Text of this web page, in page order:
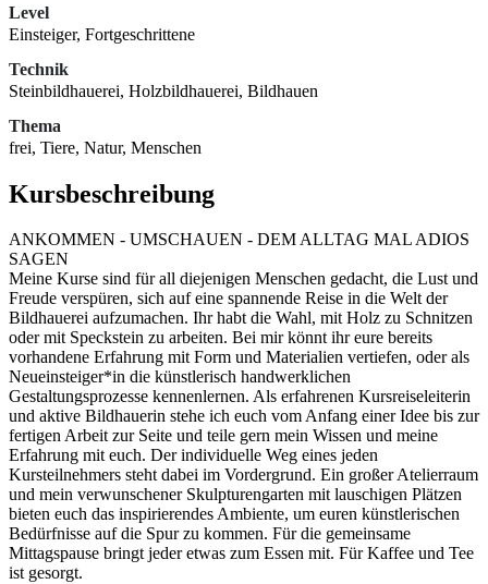
Level
Einsteiger, Fortgeschrittene
Technik
Steinbildhauerei, Holzbildhauerei, Bildhauen
Thema
frei, Tiere, Natur, Menschen
Kursbeschreibung
ANKOMMEN - UMSCHAUEN - DEM ALLTAG MAL ADIOS
SAGEN
Meine Kurse sind für all diejenigen Menschen gedacht, die Lust und
Freude verspüren, sich auf eine spannende Reise in die Welt der
Bildhauerei aufzumachen. Ihr habt die Wahl, mit Holz zu Schnitzen
oder mit Speckstein zu arbeiten. Bei mir könnt ihr eure bereits
vorhandene Erfahrung mit Form und Materialien vertiefen, oder als
Neueinsteiger*in die künstlerisch handwerklichen
Gestaltungsprozesse kennenlernen. Als erfahrenen Kursreiseleiterin
und aktive Bildhauerin stehe ich euch vom Anfang einer Idee bis zur
fertigen Arbeit zur Seite und teile gern mein Wissen und meine
Erfahrung mit euch. Der individuelle Weg eines jeden
Kursteilnehmers steht dabei im Vordergrund. Ein großer Atelierraum
und mein verwunschener Skulpturengarten mit lauschigen Plätzen
bieten euch das inspirierendes Ambiente, um euren künstlerischen
Bedürfnisse auf die Spur zu kommen. Für die gemeinsame
Mittagspause bringt jeder etwas zum Essen mit. Für Kaffee und Tee
ist gesorgt.